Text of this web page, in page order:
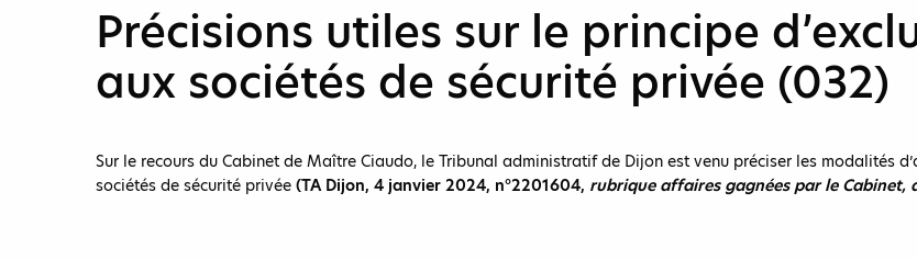
Précisions utiles sur le principe
aux sociétés de sécurité privée (032)
Sur le recours du Cabinet de Maître Ciaudo, le Tribunal administratif de Dijon est venu préciser les modalités
sociétés de sécurité privée (TA Dijon, 4 janvier 2024, n°2201604, rubrique affaires gagnées par le